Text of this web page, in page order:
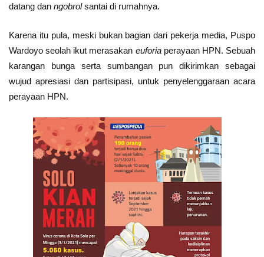
datang dan ngobrolsantai di rumahnya.
Karena itu pula, meski bukan bagian dari pekerja media, Puspo
Wardoyo seolah ikut merasakan euforiaperayaan HPN. Sebuah
karangan bunga serta sumbangan pun dikirimkan sebagai
wujud apresiasi dan partisipasi, untuk penyelenggaraan acara
perayaan HPN.